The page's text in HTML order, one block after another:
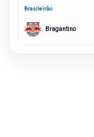
Brasileirão
Bragantino